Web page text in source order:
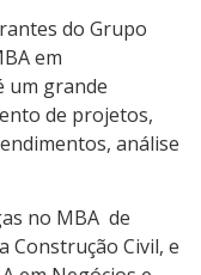
do Grupo
em
um grande
de projetos,
análise
no MBA de
Construção Civil, e